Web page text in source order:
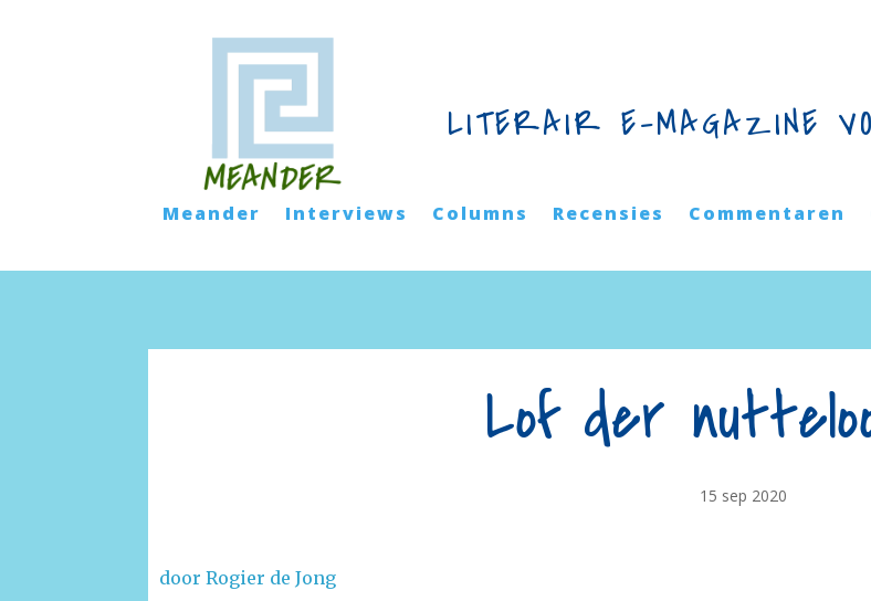
LITERAIR E-MAGAZINE
Meander Interviews Columns Recensies Commentaren
Lof der
15 sep 2020
door Rogier de Jong